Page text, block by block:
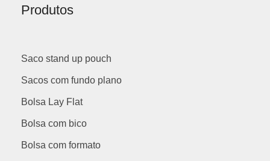
Produtos
Saco stand up pouch
Sacos com fundo plano
Bolsa Lay Flat
Bolsa com bico
Bolsa com formato